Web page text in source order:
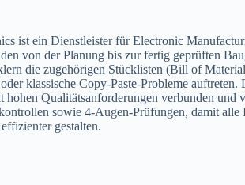
ist ein Dienstleister für Electronic
von der Planung bis zur fertig geprüften
die zugehörigen Stücklisten (Bill of
klassische Copy-Paste-Probleme
hohen Qualitätsanforderungen verbunden
sowie 4-Augen-Prüfungen, damit
gestalten.